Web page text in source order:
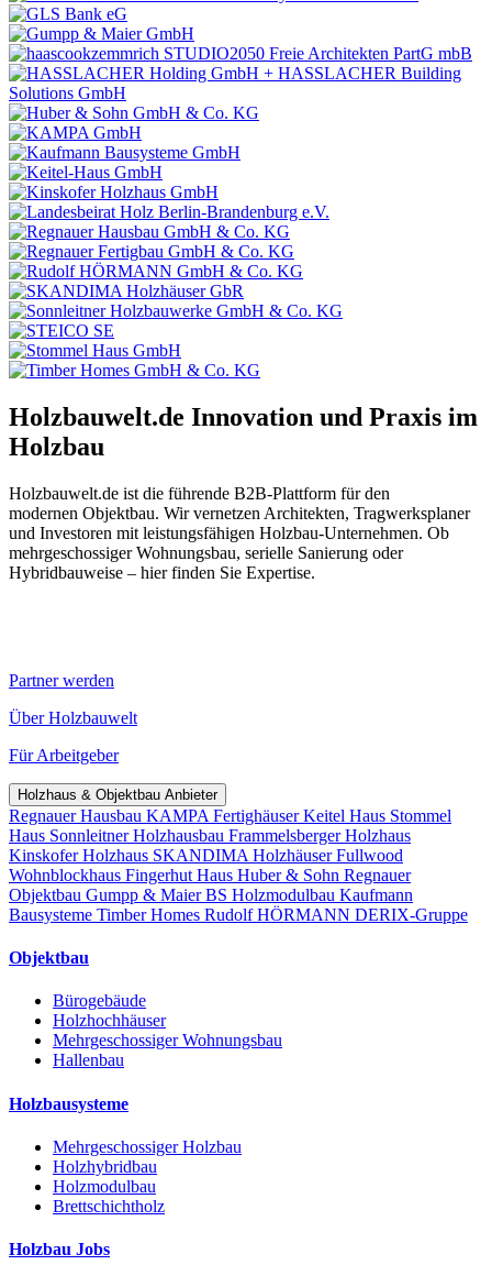
Holzbauwelt.de Innovation und Praxis im
Holzbau
Holzbauwelt.de ist die führende B2B-Plattform für den
modernen Objektbau. Wir vernetzen Architekten, Tragwerksplaner
und Investoren mit leistungsfähigen Holzbau-Unternehmen. Ob
mehrgeschossiger Wohnungsbau, serielle Sanierung oder
Hybridbauweise – hier finden Sie Expertise.
Partner werden
Über Holzbauwelt
Für Arbeitgeber
Holzhaus & Objektbau Anbieter
Regnauer Hausbau KAMPA FertighäuserKeitel Haus Stommel
Haus Sonnleitner Holzhausbau Frammelsberger Holzhaus
Kinskofer Holzhaus SKANDIMA HolzhäuserFullwood
Wohnblockhaus Fingerhut Haus Huber & Sohn Regnauer
Objektbau Gumpp & MaierBS Holzmodulbau Kaufmann
Bausysteme Timber Homes Rudolf HÖRMANN DERIX-Gruppe
Objektbau
Bürogebäude
Holzhochhäuser
Mehrgeschossiger Wohnungsbau
Hallenbau
Holzbausysteme
Mehrgeschossiger Holzbau
Holzhybridbau
Holzmodulbau
Brettschichtholz
Holzbau Jobs